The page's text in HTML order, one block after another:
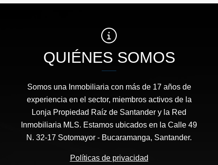
QUIÉNES SOMOS
Somos una Inmobiliaria con más de 17 años de
experiencia en el sector, miembros activos de la
Lonja Propiedad Raíz de Santander y la Red
Inmobiliaria MLS. Estamos ubicados en la Calle 49
N. 32-17 Sotomayor - Bucaramanga, Santander.
Políticas de privacidad